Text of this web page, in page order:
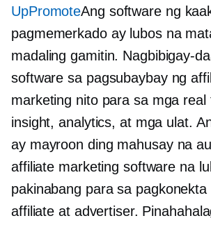
UpPromoteAng software ng
pagmemerkado ay lubos na
madaling gamitin. Nagbibigay-
software sa pagsubaybay ng
marketing nito para sa mga real
insight, analytics, at mga ulat.
ay mayroon ding mahusay na
affiliate marketing software na
pakinabang para sa pagkonekta
affiliate at advertiser.